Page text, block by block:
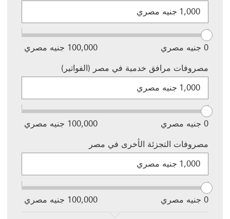
الآخر.
وشريط
تمرير،
وسيؤدي
تغيير
القيمة في
الحقول
إلى
تحديث
القيمة في
الحقل
الآخر.
مجموعة
حقول
مصروفات
الملابس و
الموضة
في مصر
تتكون من
حقل
إدخال،
وشريط
تمرير،
وسيؤدي
القيمة في
أحد
الحقول
تحديث
القيمة في
الحقل
جنيه مصري
0 جنيه مصري 100,000 جنيه مصري
مصروفات مرافق خدمية في مصر (الفواتير)
جنيه مصري
0 جنيه مصري 100,000 جنيه مصري
مصروفات التجزئة الأخرى في مصر
جنيه مصري
0 جنيه مصري 100,000 جنيه مصري